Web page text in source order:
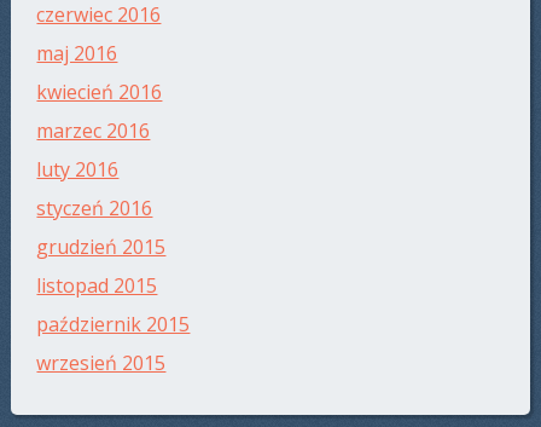
czerwiec 2016
maj 2016
kwiecień 2016
marzec 2016
luty 2016
styczeń 2016
grudzień 2015
listopad 2015
październik 2015
wrzesień 2015